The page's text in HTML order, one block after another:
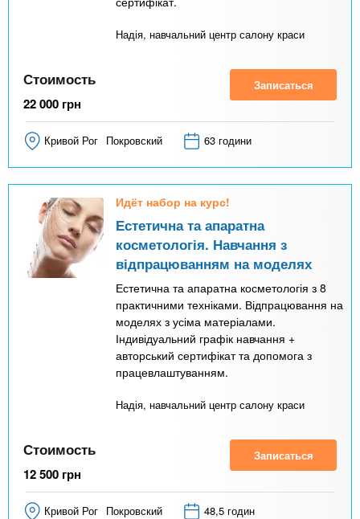
Надія, навчальний центр салону краси
Стоимость
22 000 грн
Записаться
Кривой Рог Покровский 63 години
Идёт набор на курс!
Естетична та апаратна
косметологія. Навчання з
відпрацюванням на моделях
Естетична та апаратна косметологія з 8
практичними техніками. Відпрацювання на
моделях з усіма матеріалами.
Індивідуальний графік навчання +
авторський сертифікат та допомога з
працевлаштуванням.
Надія, навчальний центр салону краси
Стоимость
12 500 грн
Записаться
Кривой Рог Покровский 48,5 годин